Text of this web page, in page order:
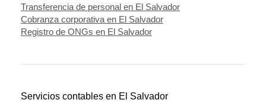
Transferencia de personal en El Salvador
Cobranza corporativa en El Salvador
Registro de ONGs en El Salvador
Servicios contables en El Salvador